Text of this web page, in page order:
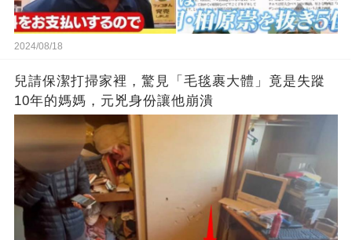
2024/08/18
兒請保潔打掃家裡，驚見「毛毯裹大體」竟是失蹤
10年的媽媽，元兇身份讓他崩潰